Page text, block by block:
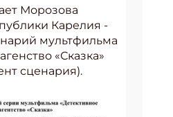
Морозова
Карелия -
мультфильма
«Сказка»
сценария).